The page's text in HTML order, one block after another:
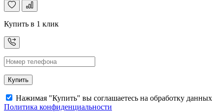
Купить в 1 клик
Купить
Нажимая "Купить" вы соглашаетесь на обработку данных
Политика конфиденциальности